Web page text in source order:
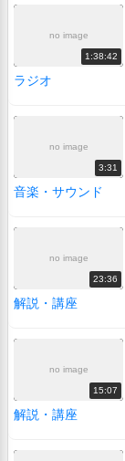
no image
1:38:42
ラジオ
no image
3:31
音楽・サウンド
no image
23:36
解説・講座
no image
15:07
解説・講座